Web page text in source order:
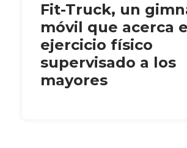
Fit-Truck, un
móvil que acerca
ejercicio físico
supervisado a los
mayores